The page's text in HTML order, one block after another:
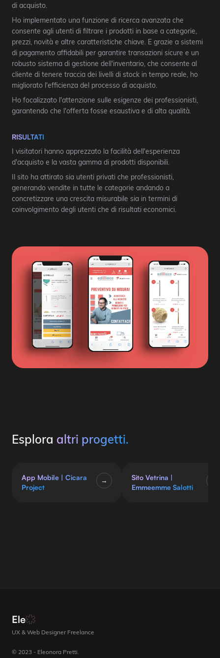
di acquisto.
Ho implementato una funzione di ricerca avanzata che
consente agli utenti di filtrare i prodotti in base a categorie,
prezzi, novità e altre caratteristiche chiave. E grazie a sistemi
di pagamento affidabili per garantire transazioni sicure e un
robusto sistema di gestione dell'inventario, che consente al
cliente di tenere traccia dei livelli di stock in tempo reale, ho
migliorato l'efficienza del processo di acquisto.
Ho focalizzato l'attenzione sulle esigenze dei professionisti,
garantendo che l'offerta fosse esaustiva e di alta qualità.
RISULTATI
I visitatori hanno apprezzato la facilità dell'esperienza
d'acquisto e la vasta gamma di prodotti disponibili.
Il sito ha attirato sia utenti privati che professionisti,
generando vendite in tutte le categorie andando a
concretizzare una crescita misurabile sia in termini di
coinvolgimento degli utenti che di risultati economici.
Esplora altri progetti.
App Mobile | Cicara
Project
→ Sito Vetrina |
Emmeemme Salotti
Ele
UX & Web Designer Freelance
© 2023 - Eleonora Pretti.